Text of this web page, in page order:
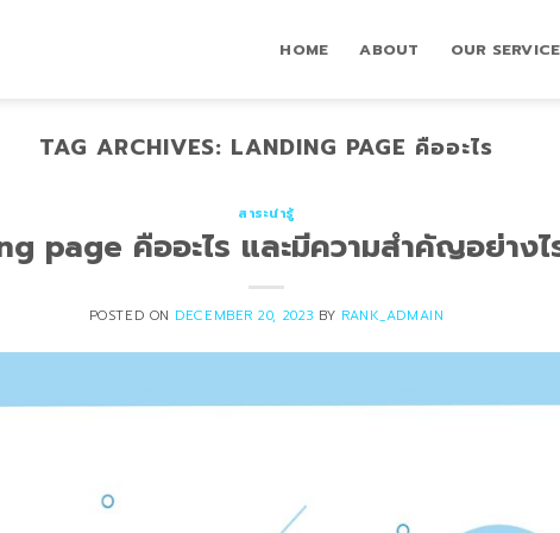
HOME ABOUT OUR
TAG ARCHIVES: LANDING PAGE คืออะไร
สาระน่ารู้
page คืออะไร และมีความสำคัญอย่างไ
POSTED ON DECEMBER 20, 2023 BY RANK_ADMAIN